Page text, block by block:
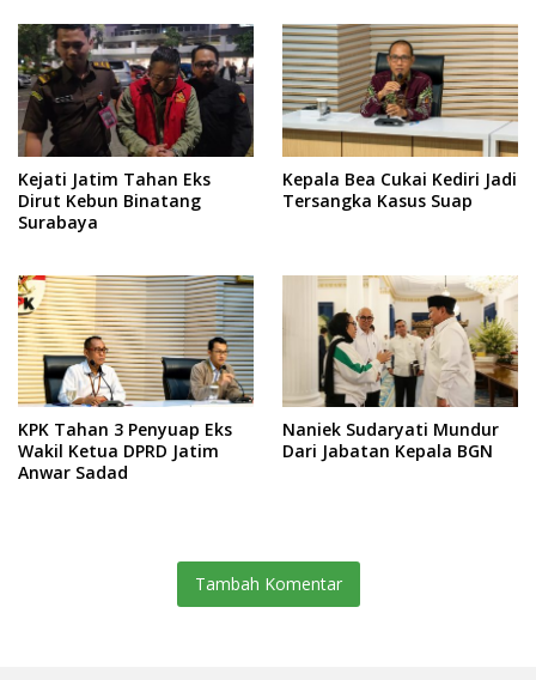
Kejati Jatim Tahan Eks
Dirut Kebun Binatang
Surabaya
Kepala Bea Cukai Kediri Jadi
Tersangka Kasus Suap
KPK Tahan 3 Penyuap Eks
Wakil Ketua DPRD Jatim
Anwar Sadad
Naniek Sudaryati Mundur
Dari Jabatan Kepala BGN
Tambah Komentar